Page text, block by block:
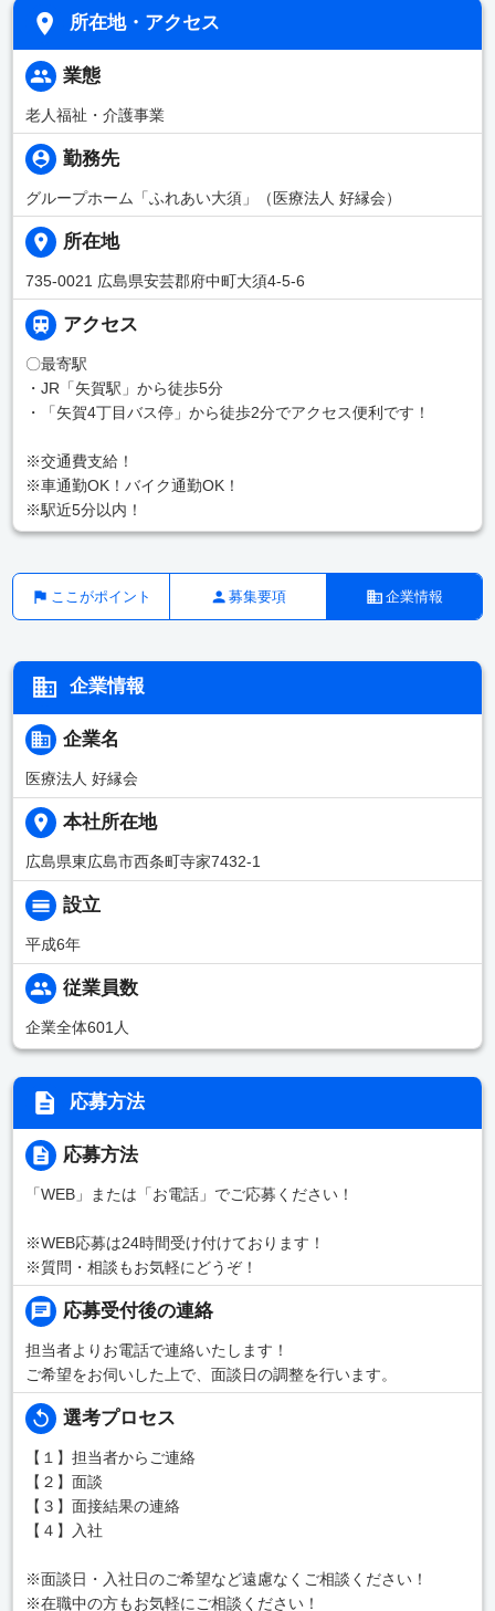
所在地・アクセス
業態
老人福祉・介護事業
勤務先
グループホーム「ふれあい大須」（医療法人 好縁会）
所在地
735-0021 広島県安芸郡府中町大須4-5-6
アクセス
〇最寄駅
・JR「矢賀駅」から徒歩5分
・「矢賀4丁目バス停」から徒歩2分でアクセス便利です！
※交通費支給！
※車通勤OK！バイク通勤OK！
※駅近5分以内！
ここがポイント 募集要項 企業情報
企業情報
企業名
医療法人 好縁会
本社所在地
広島県東広島市西条町寺家7432-1
設立
平成6年
従業員数
企業全体601人
応募方法
応募方法
「WEB」または「お電話」でご応募ください！
※WEB応募は24時間受け付けております！
※質問・相談もお気軽にどうぞ！
応募受付後の連絡
担当者よりお電話で連絡いたします！
ご希望をお伺いした上で、面談日の調整を行います。
選考プロセス
【１】担当者からご連絡
【２】面談
【３】面接結果の連絡
【４】入社
※面談日・入社日のご希望など遠慮なくご相談ください！
※在職中の方もお気軽にご相談ください！